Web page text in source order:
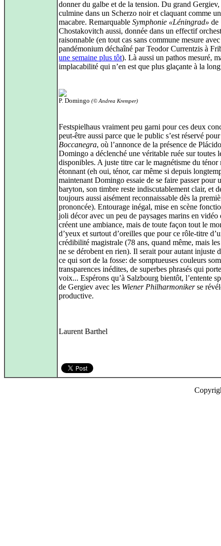
donner du galbe et de la tension. Du grand
culmine dans un Scherzo noir et claquant comme
macabre. Remarquable Symphonie «Léningrad» de
Chostakovitch aussi, donnée dans un effectif
raisonnable (en tout cas sans commune mesure
pandémonium déchaîné par Teodor Currentzis à
une semaine plus tôt). Là aussi un pathos mesuré,
implacabilité qui n’en est que plus glaçante à la
P. Domingo (© Andrea Kremper)
Festspielhaus vraiment peu garni pour ces deux
peut-être aussi parce que le public s’est réservé
Boccanegra, où l’annonce de la présence de Plácido
Domingo a déclenché une véritable ruée sur toutes
disponibles. A juste titre car le magnétisme du ténor
étonnant (eh oui, ténor, car même si depuis
maintenant Domingo essaie de se faire passer pour
baryton, son timbre reste indiscutablement clair, et
toujours aussi aisément reconnaissable dès la
prononcée). Entourage inégal, mise en scène
joli décor avec un peu de paysages marins en vidéo
créent une ambiance, mais de toute façon tout le
d’yeux et surtout d’oreilles que pour ce rôle-titre
crédibilité magistrale (78 ans, quand même, mais
ne se dérobent en rien). Il serait pour autant injuste
ce qui sort de la fosse: de somptueuses couleurs
transparences inédites, de superbes phrasés qui
voix... Espérons qu’à Salzbourg bientôt, l’entente
de Gergiev avec les Wiener Philharmonikerse
productive.
Laurent Barthel